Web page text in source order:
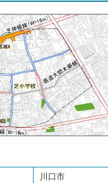
川口市